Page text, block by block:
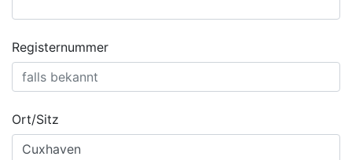
Registernummer
Ort/Sitz